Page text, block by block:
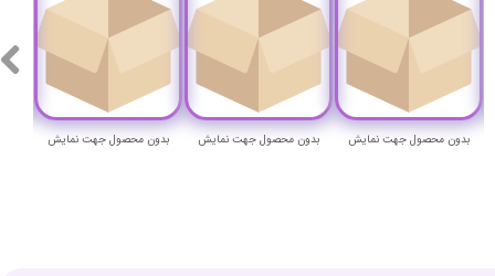
بدون محصول جهت نمایش بدون محصول جهت نمایش بدون محصول جهت نمایش